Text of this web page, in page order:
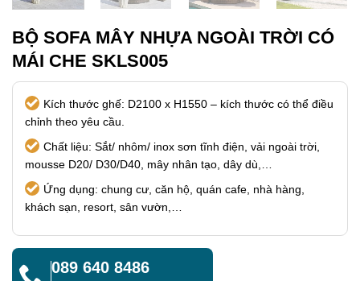
BỘ SOFA MÂY NHỰA NGOÀI TRỜI CÓ
MÁI CHE SKLS005
Kích thước ghế: D2100 x H1550 – kích thước có thể điều
chỉnh theo yêu cầu.
Chất liệu: Sắt/ nhôm/ inox sơn tĩnh điện, vải ngoài trời,
mousse D20/ D30/D40, mây nhân tạo, dây dù,…
Ứng dụng: chung cư, căn hộ, quán cafe, nhà hàng,
khách sạn, resort, sân vườn,…
089 640 8486